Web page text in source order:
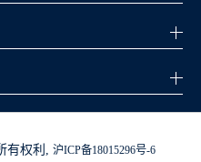
有权利, 沪ICP备18015296号-6